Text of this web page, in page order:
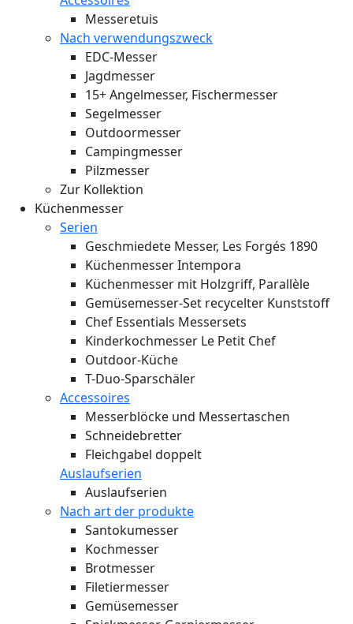
Messeretuis
Nach verwendungszweck
EDC-Messer
Jagdmesser
15+ Angelmesser, Fischermesser
Segelmesser
Outdoormesser
Campingmesser
Pilzmesser
Zur Kollektion
Küchenmesser
Serien
Geschmiedete Messer, Les Forgés 1890
Küchenmesser Intempora
Küchenmesser mit Holzgriff, Parallèle
Gemüsemesser-Set recycelter Kunststoff
Chef Essentials Messersets
Kinderkochmesser Le Petit Chef
Outdoor-Küche
T-Duo-Sparschäler
Accessoires
Messerblöcke und Messertaschen
Schneidebretter
Fleichgabel doppelt
Auslaufserien
Auslaufserien
Nach art der produkte
Santokumesser
Kochmesser
Brotmesser
Filetiermesser
Gemüsemesser